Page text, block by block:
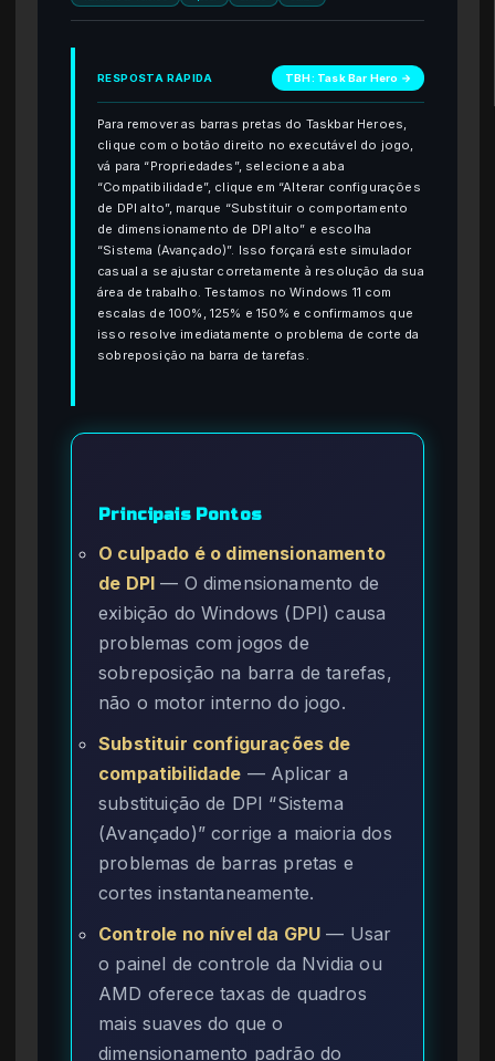
RESPOSTA RÁPIDA TBH: Task Bar Hero →
Para remover as barras pretas do Taskbar Heroes,
clique com o botão direito no executável do jogo,
vá para “Propriedades”, selecione a aba
“Compatibilidade”, clique em “Alterar configurações
de DPI alto”, marque “Substituir o comportamento
de dimensionamento de DPI alto” e escolha
“Sistema (Avançado)”. Isso forçará este simulador
casual a se ajustar corretamente à resolução da sua
área de trabalho. Testamos no Windows 11 com
escalas de 100%, 125% e 150% e confirmamos que
isso resolve imediatamente o problema de corte da
sobreposição na barra de tarefas.
Principais Pontos
O culpado é o dimensionamento
de DPI — O dimensionamento de
exibição do Windows (DPI) causa
problemas com jogos de
sobreposição na barra de tarefas,
não o motor interno do jogo.
Substituir configurações de
compatibilidade — Aplicar a
substituição de DPI “Sistema
(Avançado)” corrige a maioria dos
problemas de barras pretas e
cortes instantaneamente.
Controle no nível da GPU — Usar
o painel de controle da Nvidia ou
AMD oferece taxas de quadros
mais suaves do que o
dimensionamento padrão do